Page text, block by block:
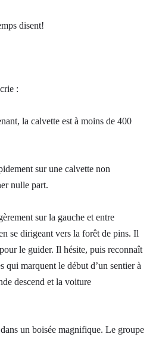
disent!
:
la calvette est à moins de 400
sur une calvette non
nulle part.
sur la gauche et entre
se dirigeant vers la forêt de pins. Il
le guider. Il hésite, puis reconnaît
qui marquent le début d’un sentier à
descend et la voiture
un boisée magnifique. Le groupe